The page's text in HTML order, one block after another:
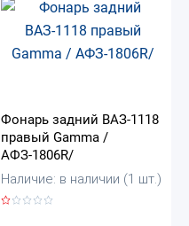
Фонарь задний ВАЗ-1118
правый Gamma /
АФЗ-1806R/
Наличие: в наличии (1 шт.)